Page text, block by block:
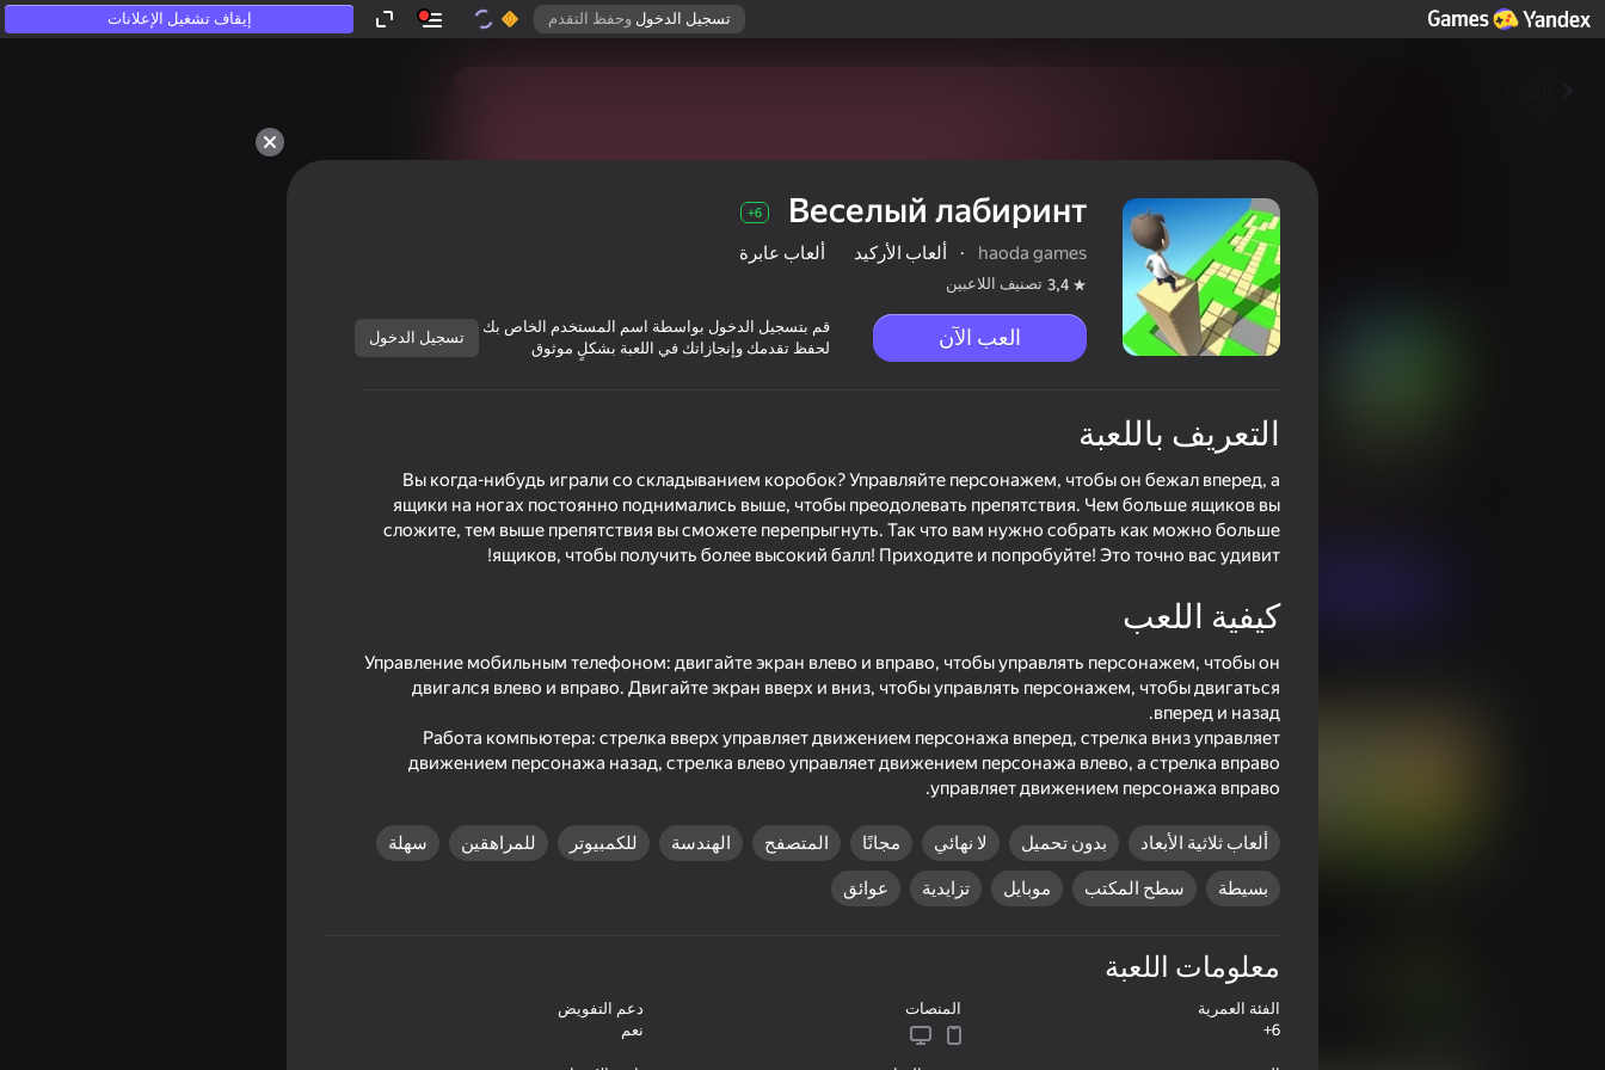
تسجيل الدخول وحفظ التقدم إيقاف تشغيل الإعلانات
Веселый лабиринт
6+
ألعاب عابرة haoda games
44
18+
ملك التويرك
48
Crazy Roll
Веселый лабиринт
6+
haoda games
· ألعاب الأركيد ألعاب عابرة
3,4 تصنيف اللاعبين
العب الآن
قم بتسجيل الدخول بواسطة اسم المستخدم الخاص بك
لحفظ تقدمك وإنجازاتك في اللعبة بشكلٍ موثوق
تسجيل الدخول
التعريف باللعبة
Вы когда-нибудь играли со складыванием коробок? Управляйте персонажем, чтобы он бежал вперед, а
ящики на ногах постоянно поднимались выше, чтобы преодолевать препятствия. Чем больше ящиков вы
сложите, тем выше препятствия вы сможете перепрыгнуть. Так что вам нужно собрать как можно больше
ящиков, чтобы получить более высокий балл! Приходите и попробуйте! Это точно вас удивит!
كيفية اللعب
Управление мобильным телефоном: двигайте экран влево и вправо, чтобы управлять персонажем, чтобы он
двигался влево и вправо. Двигайте экран вверх и вниз, чтобы управлять персонажем, чтобы двигаться
Работа компьютера: стрелка вверх управляет движением персонажа вперед, стрелка вниз управляет
движением персонажа назад, стрелка влево управляет движением персонажа влево, а стрелка вправо
управляет движением персонажа вправо.
ألعاب ثلاثية الأبعاد بدون تحميل لا نهائي مجانًا المتصفح الهندسة للكمبيوتر للمراهقين سهلة
بسيطة سطح المكتب موبايل تزايدية عوائق
معلومات اللعبة
الفئة العمرية
6+
المنصات
دعم التفويض
نعم